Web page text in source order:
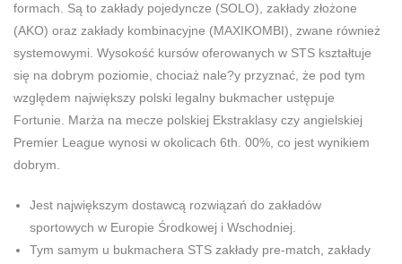
formach. Są to zakłady pojedyncze (SOLO), zakłady złożone
(AKO) oraz zakłady kombinacyjne (MAXIKOMBI), zwane również
systemowymi. Wysokość kursów oferowanych w STS kształtuje
się na dobrym poziomie, chociaż nale?y przyznać, że pod tym
względem największy polski legalny bukmacher ustępuje
Fortunie. Marża na mecze polskiej Ekstraklasy czy angielskiej
Premier League wynosi w okolicach 6th. 00%, co jest wynikiem
dobrym.
Jest największym dostawcą rozwiązań do zakładów
sportowych w Europie Środkowej i Wschodniej.
Tym samym u bukmachera STS zakłady pre-match, zakłady